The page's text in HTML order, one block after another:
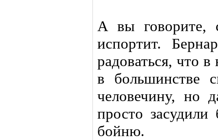
А вы говорите,
испортит.
радоваться, что
в большинстве
человечину, но
просто
бойню.